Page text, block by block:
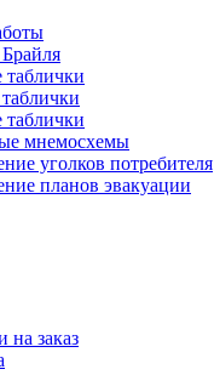
мнемосхемы
уголков потребителя
планов эвакуации
на заказ